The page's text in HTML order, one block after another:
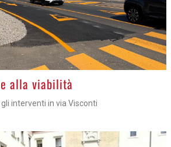
alla viabilità
interventi in via Visconti